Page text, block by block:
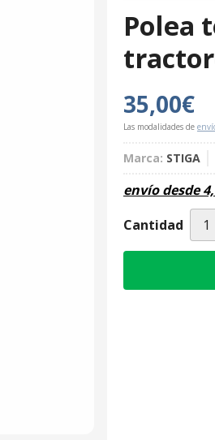
Polea
35,00€
Las modalidades de
Marca: STIGA
envío desde
Cantidad